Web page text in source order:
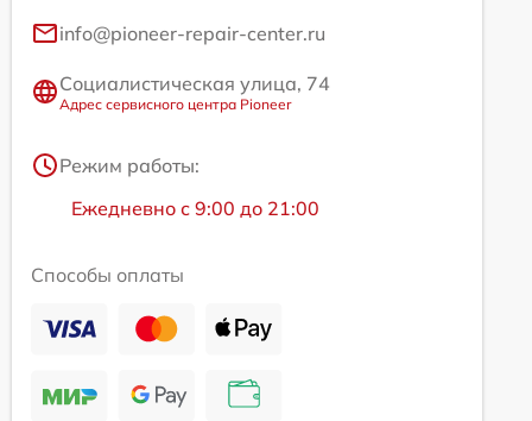
info@pioneer-repair-center.ru
Социалистическая улица, 74
Адрес сервисного центра Pioneer
Режим работы:
Ежедневно с 9:00 до 21:00
Способы оплаты